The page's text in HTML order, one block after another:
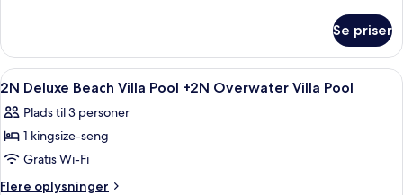
Bedroom
Villa,
King
Overwater
Villa,
1
Villa,
King
Se priser
Indlæs
alle
billeder
af
2N
Deluxe
Et moderne soveværelse med en
6
2N Deluxe Beach Villa Pool +2N Overwater Villa Pool
Plads til 3 personer
1 kingsize-seng
Gratis Wi-Fi
Flere oplysninger
Flere